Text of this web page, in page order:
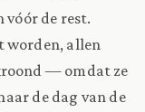
vóór de rest.
worden, allen
— omdat ze
de dag van de